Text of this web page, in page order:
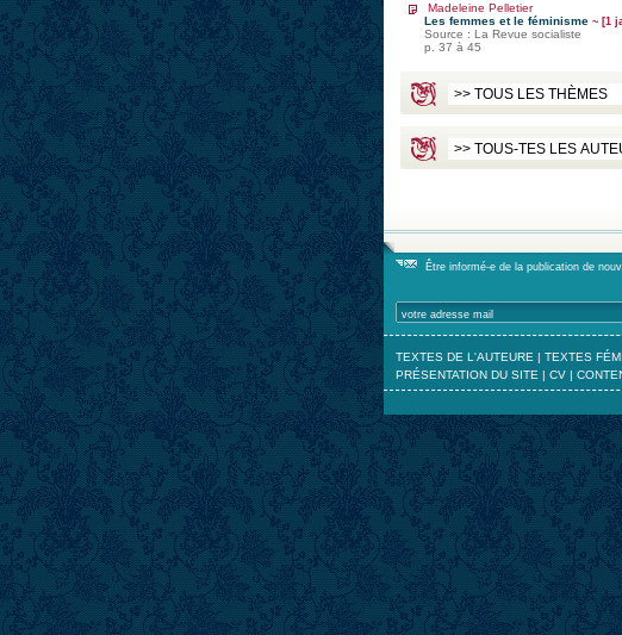
Madeleine Pelletier
Les femmes et le féminisme ~ [1
Source : La Revue socialiste
p. 37 à 45
Être informé-e de la publication de
TEXTES DE L'AUTEURE | TEXTES
PRÉSENTATION DU SITE | CV |